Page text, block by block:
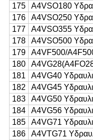
175
Α4VSO180
176
Α4VSO250
177
Α4VSO355
178
Α4VSO500
179
Α4VF500/
180
181
A4VG40
182
A4VG45
183
A4VG50
184
A4VG56
185
A4VG71
186
A4VTG71